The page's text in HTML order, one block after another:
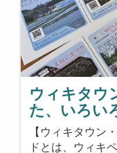
ウィキタウ
た、いろい
【ウィキタウン
ドとは、ウィキ